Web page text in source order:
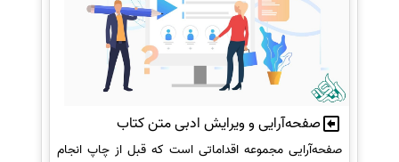
صفحه‌آرایی و ویرایش ادبی متن کتاب
صفحه‌آرایی مجموعه اقداماتی است که قبل از چاپ انجام